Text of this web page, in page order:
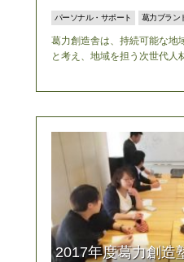
パーソナル・サポート 葛力ブラン
葛力創造舎は、持続可能な地
と考え、地域を担う次世代
2017年度葛力創